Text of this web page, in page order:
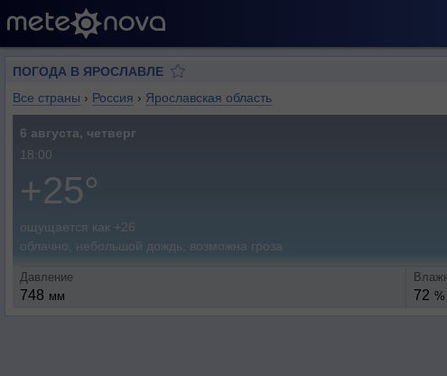
ПОГОДА В ЯРОСЛАВЛЕ
Все страны › Россия › Ярославская область
6 августа, четверг
18:00
+25°
ощущается как +26
облачно, небольшой дождь, возможна гроза
Давление
748 мм 72 %